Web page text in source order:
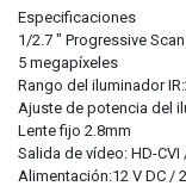
Especificaciones
1/2.7 " Progressive Scan
5 megapíxeles
Rango del iluminador
Ajuste de potencia del
Lente fijo 2.8mm
Salida de vídeo: HD-CVI
Alimentación:12 V DC /